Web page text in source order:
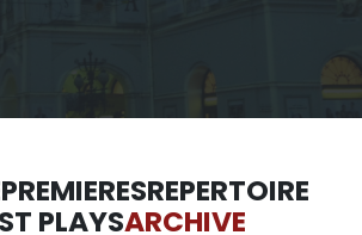
PREMIERESREPERTOIRE
PLAYSARCHIVE